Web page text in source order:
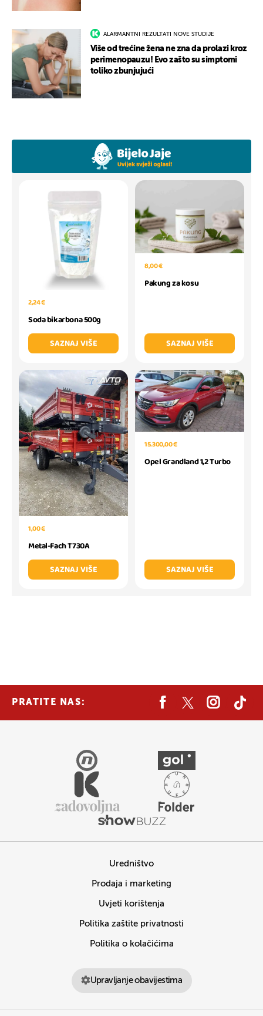
ALARMANTNI REZULTATI NOVE STUDIJE
Više od trećine žena ne zna da prolazi kroz
perimenopauzu! Evo zašto su simptomi
toliko zbunjujući
2,24 €
Soda bikarbona 500g
SAZNAJ VIŠE
8,00 €
Pakung za kosu
SAZNAJ VIŠE
1,00 €
Metal-Fach T730A
SAZNAJ VIŠE
15.300,00 €
Opel Grandland 1,2 Turbo
SAZNAJ VIŠE
PRATITE NAS:
Uredništvo
Prodaja i marketing
Uvjeti korištenja
Politika zaštite privatnosti
Politika o kolačićima
Upravljanje obavijestima